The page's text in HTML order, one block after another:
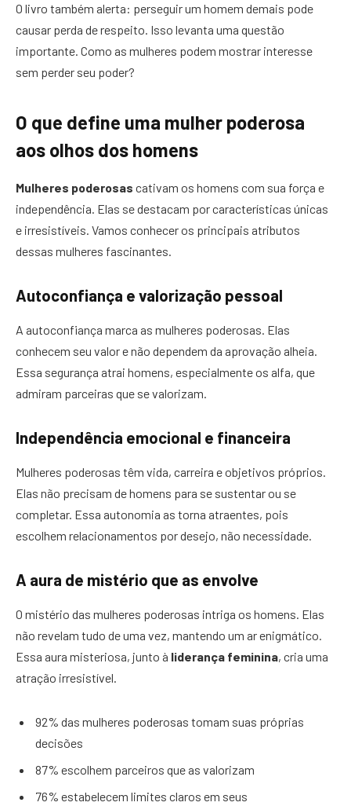
O livro também alerta: perseguir um homem demais pode
causar perda de respeito. Isso levanta uma questão
importante. Como as mulheres podem mostrar interesse
sem perder seu poder?
O que define uma mulher poderosa
aos olhos dos homens
Mulheres poderosas cativam os homens com sua força e
independência. Elas se destacam por características únicas
e irresistíveis. Vamos conhecer os principais atributos
dessas mulheres fascinantes.
Autoconfiança e valorização pessoal
A autoconfiança marca as mulheres poderosas. Elas
conhecem seu valor e não dependem da aprovação alheia.
Essa segurança atrai homens, especialmente os alfa, que
admiram parceiras que se valorizam.
Independência emocional e financeira
Mulheres poderosas têm vida, carreira e objetivos próprios.
Elas não precisam de homens para se sustentar ou se
completar. Essa autonomia as torna atraentes, pois
escolhem relacionamentos por desejo, não necessidade.
A aura de mistério que as envolve
O mistério das mulheres poderosas intriga os homens. Elas
não revelam tudo de uma vez, mantendo um ar enigmático.
Essa aura misteriosa, junto à liderança feminina, cria uma
atração irresistível.
92% das mulheres poderosas tomam suas próprias
decisões
87% escolhem parceiros que as valorizam
76% estabelecem limites claros em seus